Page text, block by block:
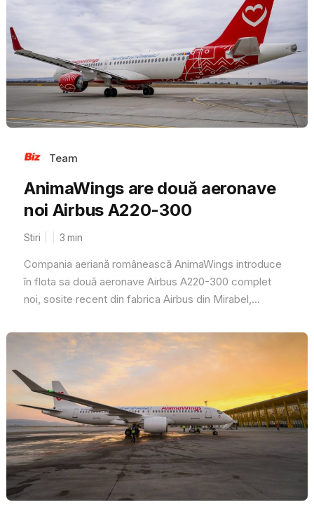
Team
AnimaWings are două aeronave
noi Airbus A220-300
Stiri 3 min
Compania aeriană românească AnimaWings introduce
în flota sa două aeronave Airbus A220-300 complet
noi, sosite recent din fabrica Airbus din Mirabel,...